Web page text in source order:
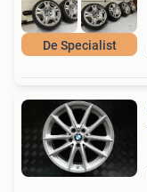
De Specialist